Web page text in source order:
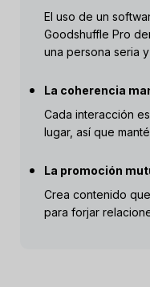
El uso de un
Goodshuffle Pro
una persona seria
La coherencia
Cada interacción
lugar, así que
La promoción
Crea contenido
para forjar